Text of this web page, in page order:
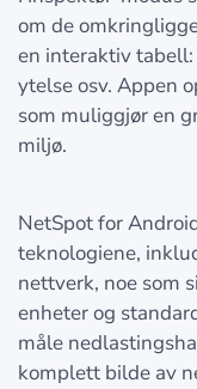
om de
en interaktiv
ytelse osv. Appen
som muliggjør en
miljø.
NetSpot for
teknologiene,
nettverk, noe som
enheter og
måle
komplett bilde av